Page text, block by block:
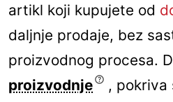
artikl koji kupujete od
daljnje prodaje, bez
proizvodnog procesa.
proizvodnje
, pokriva